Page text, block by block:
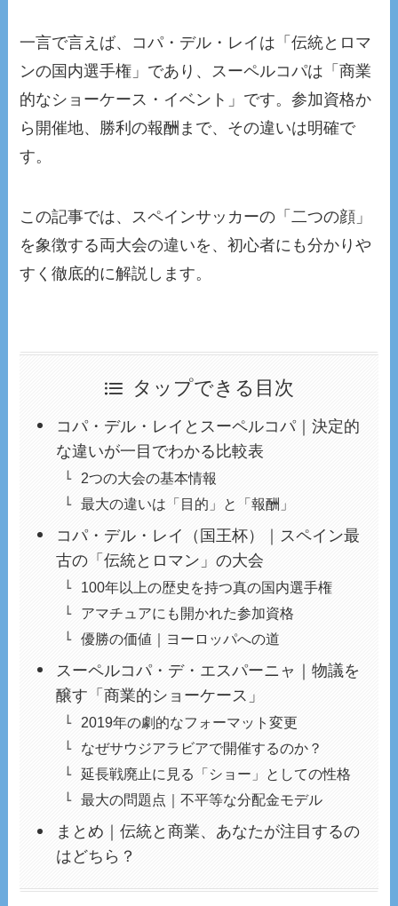
一言で言えば、コパ・デル・レイは「伝統とロマ
ンの国内選手権」であり、スーペルコパは「商業
的なショーケース・イベント」です。参加資格か
ら開催地、勝利の報酬まで、その違いは明確で
す。
この記事では、スペインサッカーの「二つの顔」
を象徴する両大会の違いを、初心者にも分かりや
すく徹底的に解説します。
タップできる目次
コパ・デル・レイとスーペルコパ｜決定的
な違いが一目でわかる比較表
2つの大会の基本情報
最大の違いは「目的」と「報酬」
コパ・デル・レイ（国王杯）｜スペイン最
古の「伝統とロマン」の大会
100年以上の歴史を持つ真の国内選手権
アマチュアにも開かれた参加資格
優勝の価値｜ヨーロッパへの道
スーペルコパ・デ・エスパーニャ｜物議を
醸す「商業的ショーケース」
2019年の劇的なフォーマット変更
なぜサウジアラビアで開催するのか？
延長戦廃止に見る「ショー」としての性格
最大の問題点｜不平等な分配金モデル
まとめ｜伝統と商業、あなたが注目するの
はどちら？